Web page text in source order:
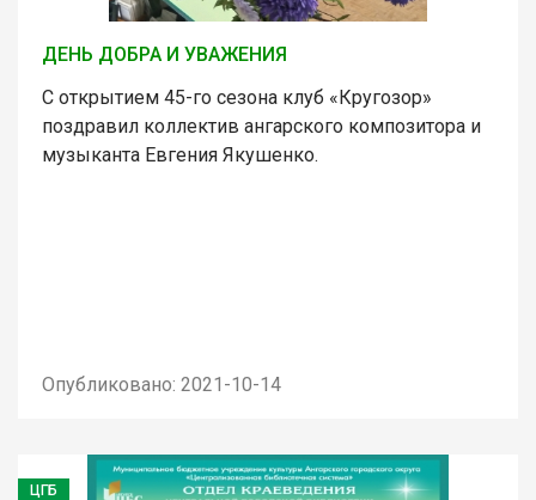
ДЕНЬ ДОБРА И УВАЖЕНИЯ
С открытием 45-го сезона клуб «Кругозор»
поздравил коллектив ангарского композитора и
музыканта Евгения Якушенко.
Опубликовано: 2021-10-14
ЦГБ